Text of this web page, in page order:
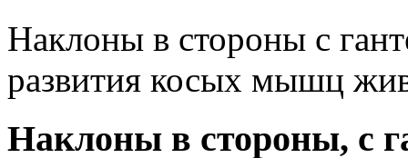
Наклоны в стороны с
развития косых мышц
Наклоны в стороны, с